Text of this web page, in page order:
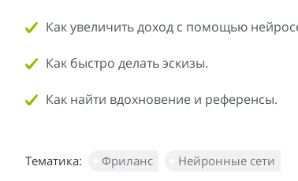
Как увеличить доход с помощью
Как быстро делать эскизы.
Как найти вдохновение и референсы.
Тематика: Фриланс Нейронные сети